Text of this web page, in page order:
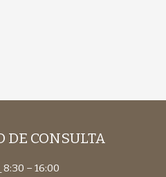
DE CONSULTA
8:30 – 16:00